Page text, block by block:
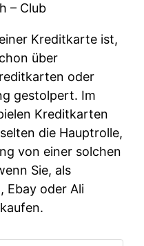
– Club
Kreditkarte ist,
über
oder
gestolpert. Im
Kreditkarten
die Hauptrolle,
von einer solchen
Sie, als
Ebay oder Ali